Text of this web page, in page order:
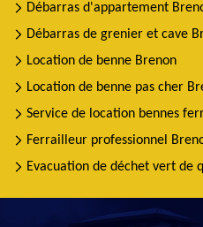
Débarras d'appartement
Débarras de grenier et cave
Location de benne Brenon
Location de benne pas cher
Service de location bennes
Ferrailleur professionnel
Evacuation de déchet vert de